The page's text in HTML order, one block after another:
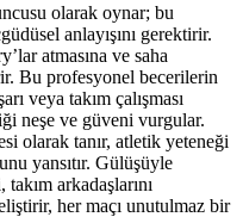
olarak oynar; bu
anlayışını gerektirir.
atmasına ve saha
Bu profesyonel becerilerin
veya takım çalışması
neşe ve güveni vurgular.
olarak tanır, atletik yeteneği
yansıtır. Gülüşüyle
arkadaşlarını
her maçı unutulmaz bir